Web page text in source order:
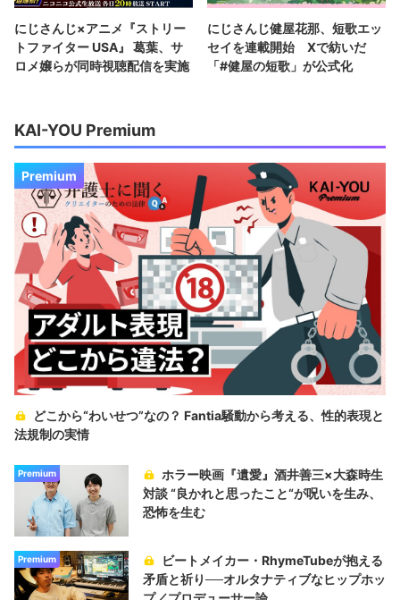
にじさんじ×アニメ『ストリー
トファイター USA』 葛葉、サ
ロメ嬢らが同時視聴配信を実施
にじさんじ健屋花那、短歌エッ
セイを連載開始 Xで紡いだ
「#健屋の短歌」が公式化
KAI-YOU Premium
Premium
どこから“わいせつ”なの？ Fantia騒動から考える、性的表現と
法規制の実情
Premium
ホラー映画『遺愛』酒井善三×大森時生
対談 “良かれと思ったこと“が呪いを生み、
恐怖を生む
Premium
ビートメイカー・RhymeTubeが抱える
矛盾と祈り──オルタナティブなヒップホッ